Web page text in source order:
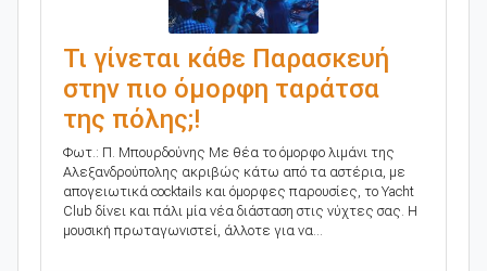
Τι γίνεται κάθε Παρασκευή
στην πιο όμορφη ταράτσα
της πόλης;!
Φωτ.: Π. Μπουρδούνης Με θέα το όμορφο λιμάνι της
Αλεξανδρούπολης ακριβώς κάτω από τα αστέρια, με
απογειωτικά cocktails και όμορφες παρουσίες, το Yacht
Club δίνει και πάλι μία νέα διάσταση στις νύχτες σας. Η
μουσική πρωταγωνιστεί, άλλοτε για να...